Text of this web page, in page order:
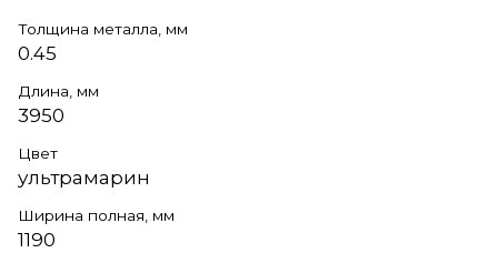
Толщина металла, мм
0.45
Длина, мм
3950
Цвет
ультрамарин
Ширина полная, мм
1190